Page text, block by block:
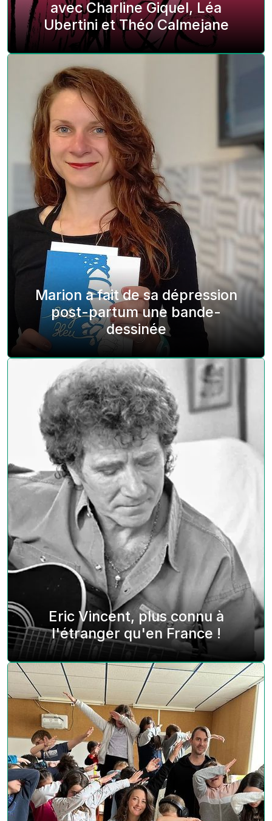
avec Charline Giquel, Léa
Ubertini et Théo Calmejane
Marion a fait de sa dépression
post-partum une bande-
dessinée
Eric Vincent, plus connu à
l'étranger qu'en France !